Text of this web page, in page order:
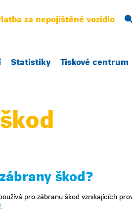
za nepojištěné vozidlo
Statistiky Tiskové centrum
škod?
pro zábranu škod vznikajících